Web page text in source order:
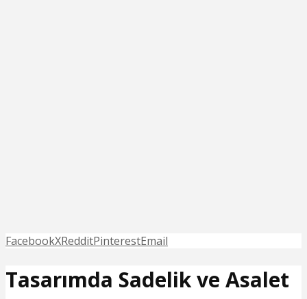
FacebookXRedditPinterestEmail
Tasarımda Sadelik ve Asalet